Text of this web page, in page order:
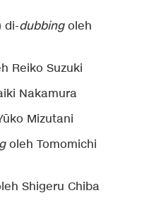
di-dubbingoleh
Reiko Suzuki
Nakamura
Mizutani
oleh Tomomichi
Shigeru Chiba